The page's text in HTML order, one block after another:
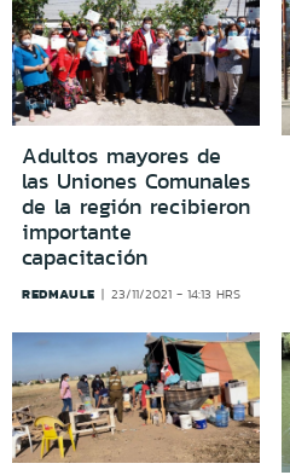
Adultos mayores de
las Uniones Comunales
de la región recibieron
importante
capacitación
REDMAULE 23/11/2021 - 14:13 HRS